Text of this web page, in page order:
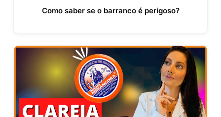
Como saber se o barranco é perigoso?